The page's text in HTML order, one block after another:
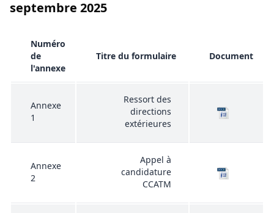
septembre 2025
Numéro
de
l'annexe
Titre du formulaire Document
Annexe
1
Ressort des
directions
extérieures
Annexe
2
Appel à
candidature
CCATM